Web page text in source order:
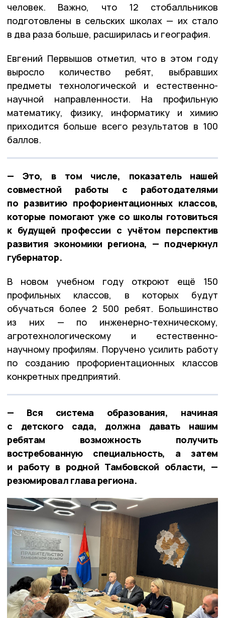
человек. Важно, что 12 стобалльников
подготовлены в сельских школах — их стало
в два раза больше, расширилась и география.
Евгений Первышов отметил, что в этом году
выросло количество ребят, выбравших
предметы технологической и естественно-
научной направленности. На профильную
математику, физику, информатику и химию
приходится больше всего результатов в 100
баллов.
— Это, в том числе, показатель нашей
совместной работы с работодателями
по развитию профориентационных классов,
которые помогают уже со школы готовиться
к будущей профессии с учётом перспектив
развития экономики региона, — подчеркнул
губернатор.
В новом учебном году откроют ещё 150
профильных классов, в которых будут
обучаться более 2 500 ребят. Большинство
из них — по инженерно-техническому,
агротехнологическому и естественно-
научному профилям. Поручено усилить работу
по созданию профориентационных классов
конкретных предприятий.
— Вся система образования, начиная
с детского сада, должна давать нашим
ребятам возможность получить
востребованную специальность, а затем
и работу в родной Тамбовской области, —
резюмировал глава региона.